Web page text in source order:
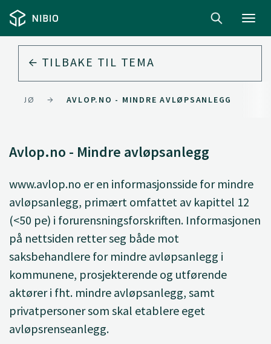
TILBAKE TIL TEMA
MILJØ AVLOP.NO - MINDRE AVLØPSANLEGG
Avlop.no - Mindre avløpsanlegg
www.avlop.no er en informasjonsside for mindre
avløpsanlegg, primært omfattet av kapittel 12
(<50 pe) i forurensningsforskriften. Informasjonen
på nettsiden retter seg både mot
saksbehandlere for mindre avløpsanlegg i
kommunene, prosjekterende og utførende
aktører i fht. mindre avløpsanlegg, samt
privatpersoner som skal etablere eget
avløpsrenseanlegg.